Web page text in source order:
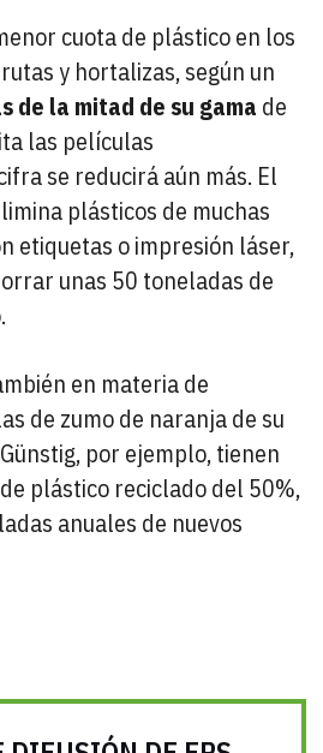
cuota de plástico en los
y hortalizas, según un
de la mitad de su gama de
las películas
se reducirá aún más. El
plásticos de muchas
etiquetas o impresión láser,
unas 50 toneladas de
en materia de
de zumo de naranja de su
por ejemplo, tienen
plástico reciclado del 50%,
anuales de nuevos